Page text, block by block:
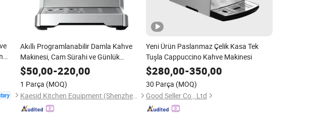
Akıllı Programlanabilir Damla Kahve
Makinesi, Cam Sürahi ve Günlük
Kullanım için Yeniden Kullanılabilir Filtre
ile
$50,00-220,00
1 Parça (MOQ)
Kaesid Kitchen Equipment (Shenzhen) Co., Ltd.
Yeni Ürün Paslanmaz Çelik Kasa Tek
Tuşla Cappuccino Kahve Makinesi
$280,00-350,00
30 Parça (MOQ)
Good Seller Co., Ltd